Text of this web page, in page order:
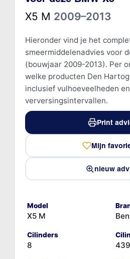
X5 M 2009–2013
Hieronder vind je het
smeermiddelenadvies voor
(bouwjaar 2009-2013). Per
welke producten Den
inclusief vulhoeveelheden en
verversingsintervallen.
Print
Mijn
nieuw
Model
X5 M
Cilinders
8